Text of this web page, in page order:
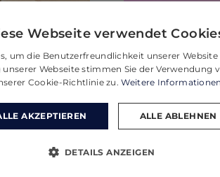
zwei
Bau des
Rat – ein
aus
Vidova
Webseite verwendet
um die Benutzerfreundlichkeit unserer Website
Webseite stimmen Sie der Verwendung
Cookie-Richtlinie zu. Weitere Informationen
AKZEPTIEREN ALLE ABLEHNEN
DETAILS ANZEIGEN